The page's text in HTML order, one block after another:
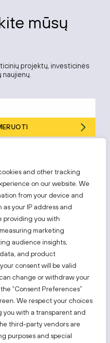
and other tracking
on our website. We
from your device and
your IP address and
providing you with
marketing
audience insights,
and product
consent will be valid
change or withdraw your
“Consent Preferences”
We respect your choices
with a transparent and
third-party vendors are
purposes and special
mūsų
projektų, investicinės